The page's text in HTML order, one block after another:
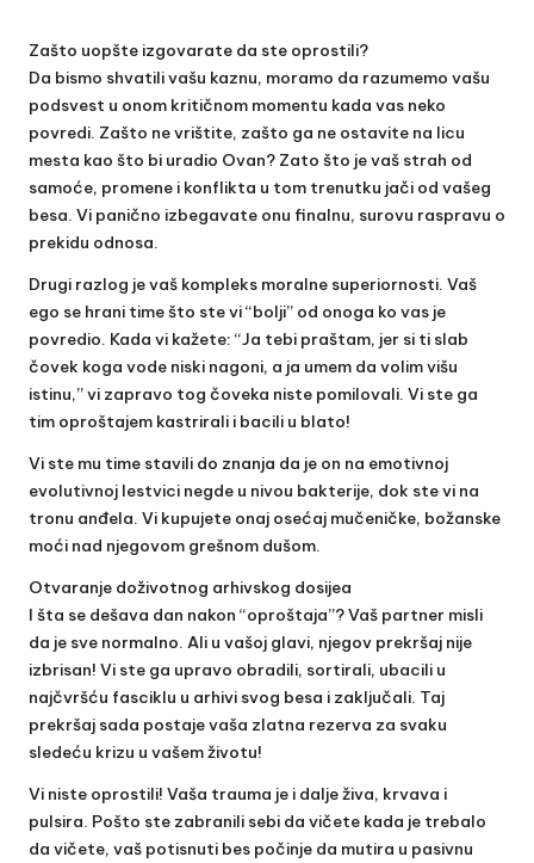
Zašto uopšte izgovarate da ste oprostili?
Da bismo shvatili vašu kaznu, moramo da razumemo vašu
podsvest u onom kritičnom momentu kada vas neko
povredi. Zašto ne vrištite, zašto ga ne ostavite na licu
mesta kao što bi uradio Ovan? Zato što je vaš strah od
samoće, promene i konflikta u tom trenutku jači od vašeg
besa. Vi panično izbegavate onu finalnu, surovu raspravu o
prekidu odnosa.
Drugi razlog je vaš kompleks moralne superiornosti. Vaš
ego se hrani time što ste vi “bolji” od onoga ko vas je
povredio. Kada vi kažete: “Ja tebi praštam, jer si ti slab
čovek koga vode niski nagoni, a ja umem da volim višu
istinu,” vi zapravo tog čoveka niste pomilovali. Vi ste ga
tim oproštajem kastrirali i bacili u blato!
Vi ste mu time stavili do znanja da je on na emotivnoj
evolutivnoj lestvici negde u nivou bakterije, dok ste vi na
tronu anđela. Vi kupujete onaj osećaj mučeničke, božanske
moći nad njegovom grešnom dušom.
Otvaranje doživotnog arhivskog dosijea
I šta se dešava dan nakon “oproštaja”? Vaš partner misli
da je sve normalno. Ali u vašoj glavi, njegov prekršaj nije
izbrisan! Vi ste ga upravo obradili, sortirali, ubacili u
najčvršću fasciklu u arhivi svog besa i zaključali. Taj
prekršaj sada postaje vaša zlatna rezerva za svaku
sledeću krizu u vašem životu!
Vi niste oprostili! Vaša trauma je i dalje živa, krvava i
pulsira. Pošto ste zabranili sebi da vičete kada je trebalo
da vičete, vaš potisnuti bes počinje da mutira u pasivnu